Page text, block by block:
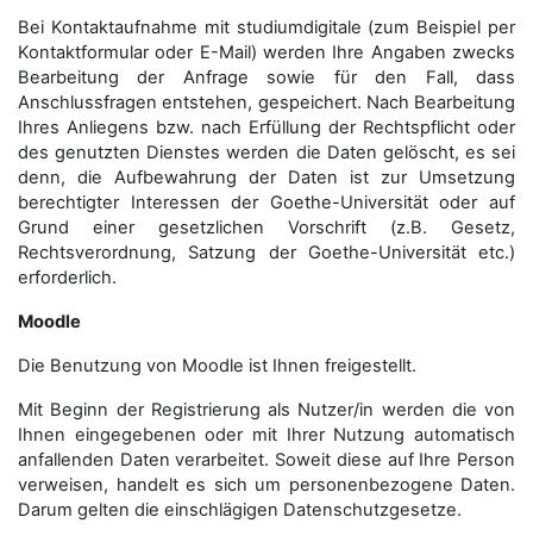
Bei Kontaktaufnahme mit studiumdigitale (zum Beispiel per
Kontaktformular oder E-Mail) werden Ihre Angaben zwecks
Bearbeitung der Anfrage sowie für den Fall, dass
Anschluss­fragen entstehen, gespeichert. Nach Bearbeitung
Ihres Anliegens bzw. nach Erfüllung der Rechtspflicht oder
des genutzten Dienstes werden die Daten gelöscht, es sei
denn, die Aufbewahrung der Daten ist zur Umsetzung
berechtigter Interessen der Goethe-Universität oder auf
Grund einer gesetzlichen Vorschrift (z.B. Gesetz,
Rechtsverordnung, Satzung der Goethe-Universität etc.)
erforderlich.
Moodle
Die Benutzung von Moodle ist Ihnen freigestellt.
Mit Beginn der Registrierung als Nutzer/in werden die von
Ihnen eingegebenen oder mit Ihrer Nutzung automatisch
anfallenden Daten verarbeitet. Soweit diese auf Ihre Person
verweisen, handelt es sich um personenbezogene Daten.
Darum gelten die einschlägigen Datenschutzgesetze.